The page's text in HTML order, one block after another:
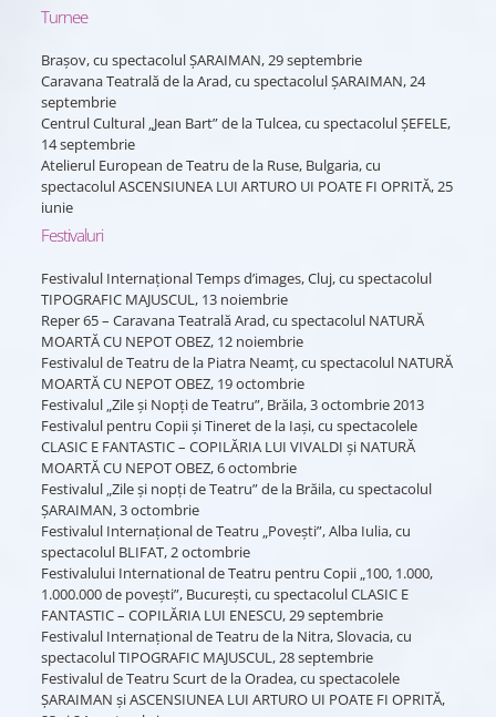
Turnee
Braşov, cu spectacolul ŞARAIMAN, 29 septembrie
Caravana Teatrală de la Arad, cu spectacolul ŞARAIMAN, 24
septembrie
Centrul Cultural „Jean Bart” de la Tulcea, cu spectacolul ŞEFELE,
14 septembrie
Atelierul European de Teatru de la Ruse, Bulgaria, cu
spectacolul ASCENSIUNEA LUI ARTURO UI POATE FI OPRITĂ, 25
iunie
Festivaluri
Festivalul Internaţional Temps d’images, Cluj, cu spectacolul
TIPOGRAFIC MAJUSCUL, 13 noiembrie
Reper 65 – Caravana Teatrală Arad, cu spectacolul NATURĂ
MOARTĂ CU NEPOT OBEZ, 12 noiembrie
Festivalul de Teatru de la Piatra Neamţ, cu spectacolul NATURĂ
MOARTĂ CU NEPOT OBEZ, 19 octombrie
Festivalul „Zile și Nopți de Teatru”, Brăila, 3 octombrie 2013
Festivalul pentru Copii şi Tineret de la Iaşi, cu spectacolele
CLASIC E FANTASTIC – COPILĂRIA LUI VIVALDI şi NATURĂ
MOARTĂ CU NEPOT OBEZ, 6 octombrie
Festivalul „Zile şi nopţi de Teatru” de la Brăila, cu spectacolul
ŞARAIMAN, 3 octombrie
Festivalul Internaţional de Teatru „Poveşti”, Alba Iulia, cu
spectacolul BLIFAT, 2 octombrie
Festivalului International de Teatru pentru Copii „100, 1.000,
1.000.000 de poveşti”, Bucureşti, cu spectacolul CLASIC E
FANTASTIC – COPILĂRIA LUI ENESCU, 29 septembrie
Festivalul Internaţional de Teatru de la Nitra, Slovacia, cu
spectacolul TIPOGRAFIC MAJUSCUL, 28 septembrie
Festivalul de Teatru Scurt de la Oradea, cu spectacolele
ŞARAIMAN şi ASCENSIUNEA LUI ARTURO UI POATE FI OPRITĂ,